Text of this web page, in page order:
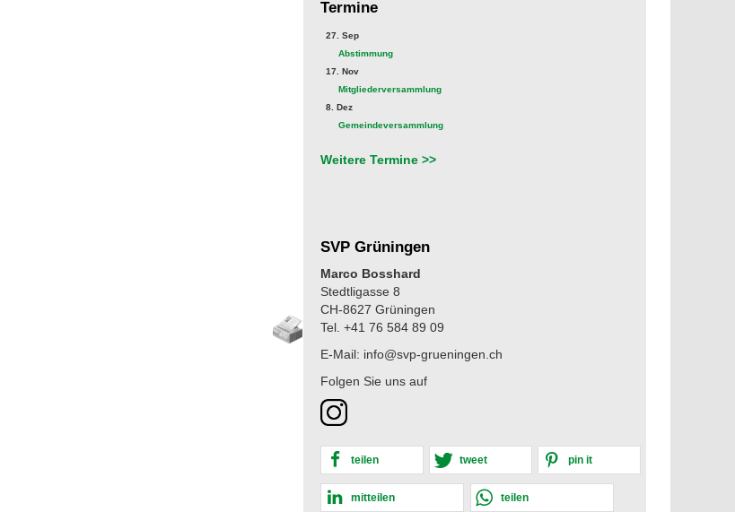
Termine
27. Sep
Abstimmung
17. Nov
Mitgliederversammlung
8. Dez
Gemeindeversammlung
Weitere Termine >>
SVP Grüningen
Marco Bosshard
Stedtligasse 8
CH-8627 Grüningen
Tel. +41 76 584 89 09
E-Mail: info@svp-grueningen.ch
Folgen Sie uns auf
teilen tweet pin it
mitteilen teilen